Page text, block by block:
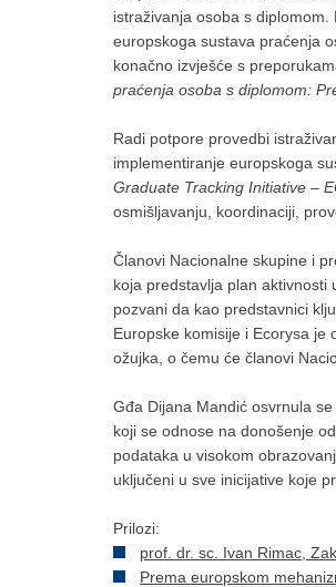
istraživanja osoba s
europskoga sustava praćenja
konačno izvješće s
praćenja osoba s diplomom:
Radi potpore provedbi
implementiranje europskoga
Graduate Tracking Initiative –
osmišljavanju, koordinaciji,
Članovi Nacionalne skupine i
koja predstavlja plan aktivnosti
pozvani da kao predstavnici
Europske komisije i Ecorysa je
ožujka, o čemu će članovi
Gđa Dijana Mandić osvrnula
koji se odnose na donošenje
podataka u visokom
uključeni u sve inicijative koje
Prilozi:
prof. dr. sc. Ivan Rimac,
Prema europskom